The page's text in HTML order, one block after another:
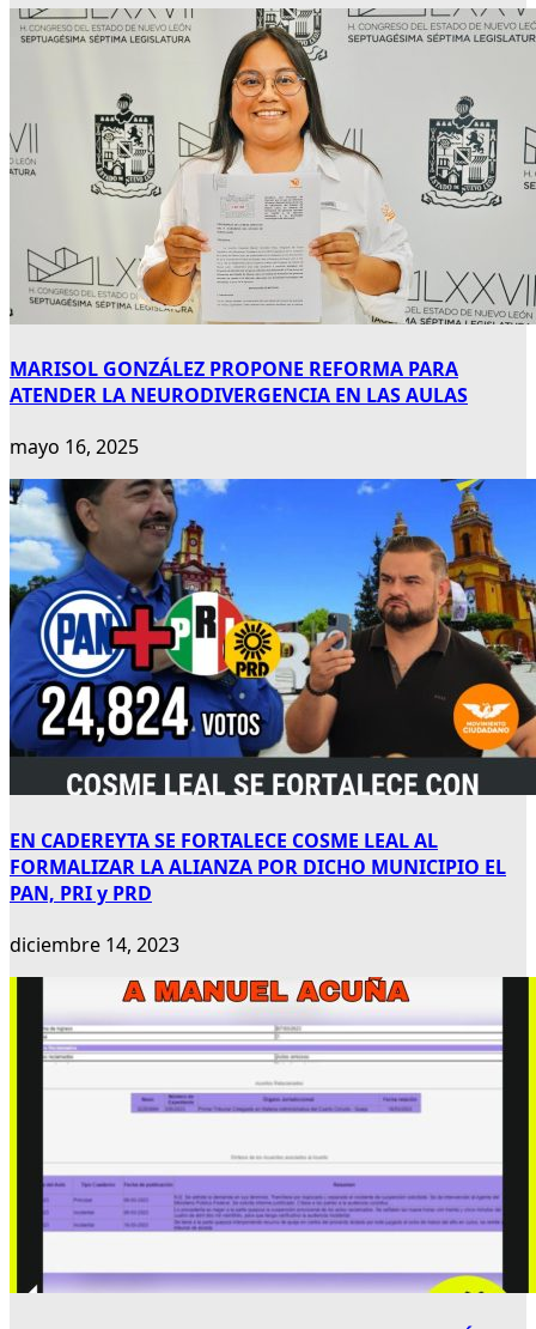
MARISOL GONZÁLEZ PROPONE REFORMA PARA
ATENDER LA NEURODIVERGENCIA EN LAS AULAS
mayo 16, 2025
EN CADEREYTA SE FORTALECE COSME LEAL AL
FORMALIZAR LA ALIANZA POR DICHO MUNICIPIO EL
PAN, PRI y PRD
diciembre 14, 2023